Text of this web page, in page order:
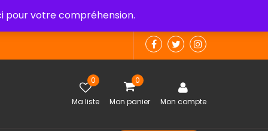
pour votre compréhension.
0
Ma liste
0
Mon panier Mon compte